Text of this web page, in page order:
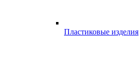
Пластиковые изделия